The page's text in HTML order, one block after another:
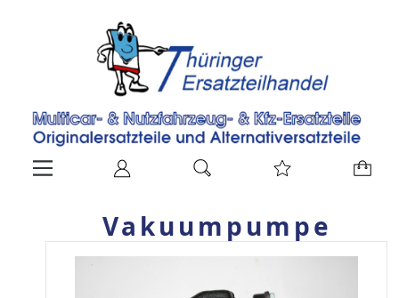
Vakuumpumpe